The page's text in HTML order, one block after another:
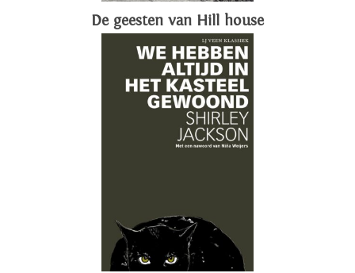
De geesten van Hill house